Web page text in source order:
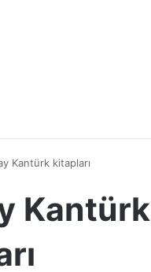
Kantürk kitapları
Kantürk